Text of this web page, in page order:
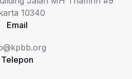
10340
Email
Telepon